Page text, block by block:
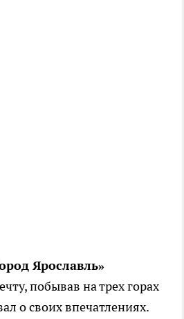
Ярославль»
побывав на трех горах
о своих впечатлениях.